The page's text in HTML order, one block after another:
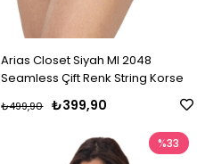
Arias Closet Siyah MI 2048
Seamless Çift Renk String Korse
₺399,90
₺499,90
%33